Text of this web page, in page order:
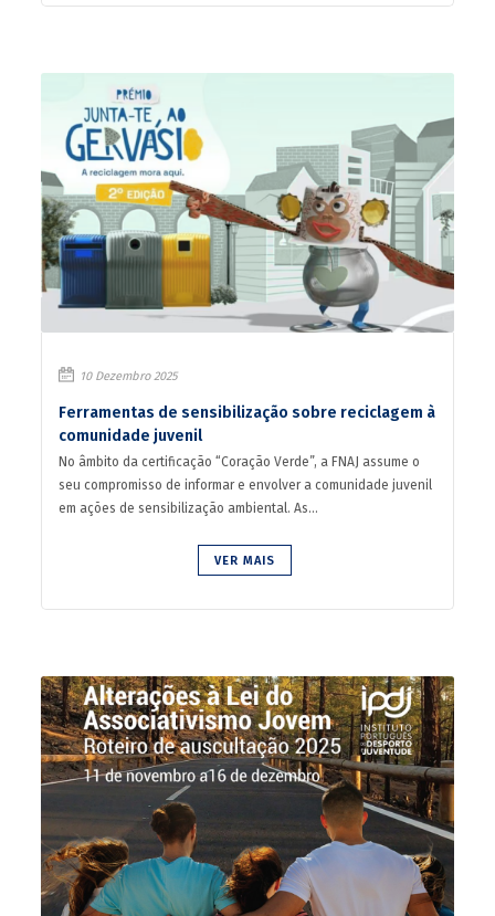
10 Dezembro 2025
Ferramentas de sensibilização sobre reciclagem à
comunidade juvenil
No âmbito da certificação “Coração Verde”, a FNAJ assume o
seu compromisso de informar e envolver a comunidade juvenil
em ações de sensibilização ambiental. As...
VER MAIS